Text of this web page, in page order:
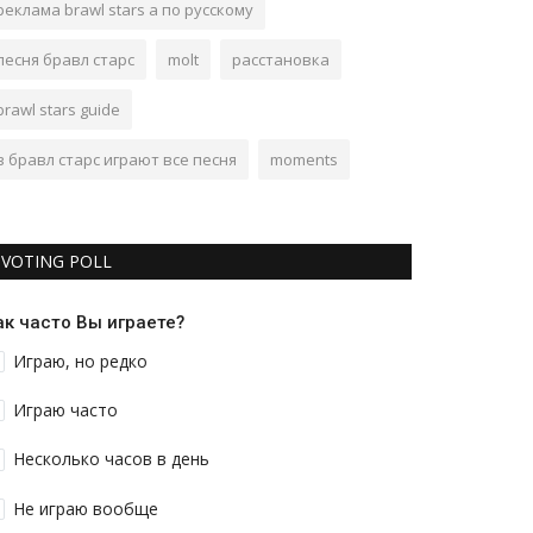
brawl stars а по русскому
бравл старс molt расстановка
stars guide
бравл старс играют все песня moments
VOTING POLL
часто Вы играете?
Играю, но редко
Играю часто
Несколько часов в день
Не играю вообще